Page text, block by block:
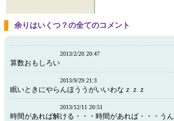
余りはいくつ？の全てのコメント
2013/2/20 20:47
算数おもしろい
2013/9/29 21:3
眠いときにやらんほううがいいわなｚｚｚ
2013/12/11 20:51
時間があれば解ける・・・時間があれば・・・うん